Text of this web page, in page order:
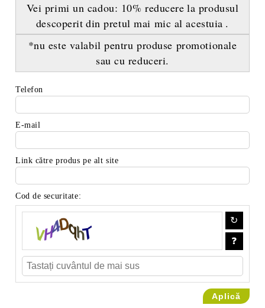
Vei primi un cadou: 10% reducere la produsul
descoperit din pretul mai mic al acestuia .
*nu este valabil pentru produse promotionale
sau cu reduceri.
Telefon
E-mail
Link către produs pe alt site
Cod de securitate: